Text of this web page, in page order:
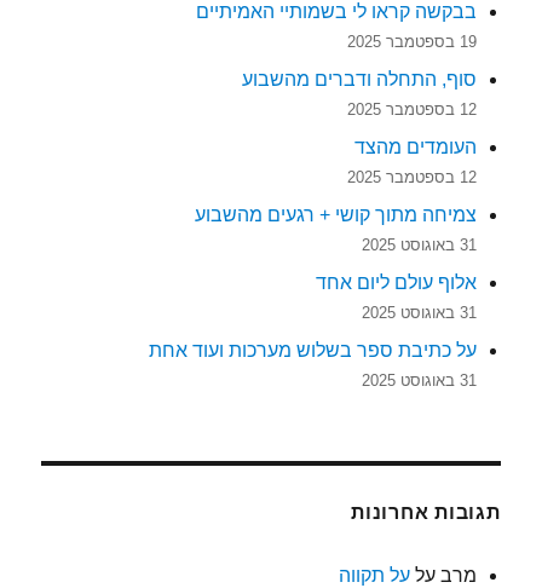
בבקשה קראו לי בשמותיי האמיתיים
19 בספטמבר 2025
סוף, התחלה ודברים מהשבוע
12 בספטמבר 2025
העומדים מהצד
12 בספטמבר 2025
צמיחה מתוך קושי + רגעים מהשבוע
31 באוגוסט 2025
אלוף עולם ליום אחד
31 באוגוסט 2025
על כתיבת ספר בשלוש מערכות ועוד אחת
31 באוגוסט 2025
תגובות אחרונות
מרב עלעל תקווה